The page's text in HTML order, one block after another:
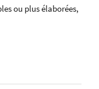
ou plus élaborées,